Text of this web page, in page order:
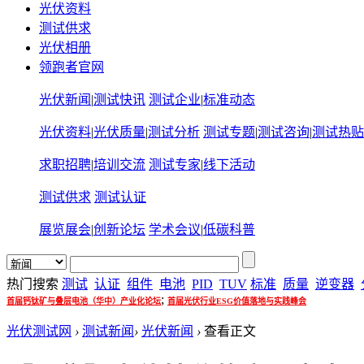
光伏资料
测试供求
光伏相册
领跑者官网
光伏新闻 |测试快讯 测试企业|标准动态
光伏资料|光伏质量|测试分析 测试专题|测试咨询|测试热贴
求职招聘|培训交流 测试专家|线下活动
测试供求 测试认证
展览展会|创新论坛 学术会议|低碳科普
热门搜索 测试 认证 组件 电池 PID TUV 标准 质量 逆变器
首届钙钛矿与叠层电池（华中）产业化论坛; 首届光伏行业ESG价值落地与实践峰会
光伏测试网 › 测试新闻 › 光伏新闻 › 查看正文